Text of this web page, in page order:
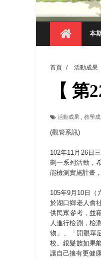
英
【
【
【
【
本
首頁 / 活動成果
【
活動成果 教學
(觀管系訊)
102年11月26日
劃一系列活動，
能檢測實施計畫
105年9月10日（
於湖口鄉老人會
供民眾參考，並
人進行檢測，檢
物」、「開眼單
校。銀髮族如果
讓自己擁有更健